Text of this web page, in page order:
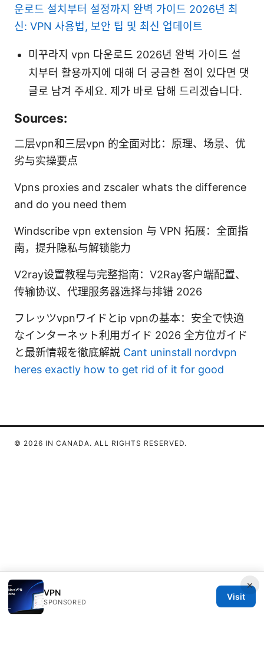
운로드 설치부터 설정까지 완벽 가이드 2026년 최
신: VPN 사용법, 보안 팁 및 최신 업데이트
미꾸라지 vpn 다운로드 2026년 완벽 가이드 설
치부터 활용까지에 대해 더 궁금한 점이 있다면 댓
글로 남겨 주세요. 제가 바로 답해 드리겠습니다.
Sources:
二层vpn和三层vpn 的全面对比：原理、场景、优
劣与实操要点
Vpns proxies and zscaler whats the difference
and do you need them
Windscribe vpn extension 与 VPN 拓展：全面指
南，提升隐私与解锁能力
V2ray设置教程与完整指南：V2Ray客户端配置、
传输协议、代理服务器选择与排错 2026
フレッツvpnワイドとip vpnの基本：安全で快適
なインターネット利用ガイド 2026 全方位ガイド
と最新情報を徹底解説 Cant uninstall nordvpn
heres exactly how to get rid of it for good
×
VPN
SPONSORED
Visit
© 2026 IN CANADA. ALL RIGHTS RESERVED.